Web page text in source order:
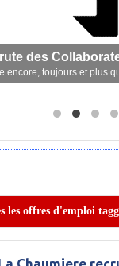
des
encore, toujours et plus
les offres d'emploi